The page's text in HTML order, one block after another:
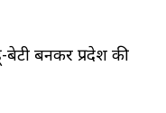
बेटी बनकर प्रदेश की